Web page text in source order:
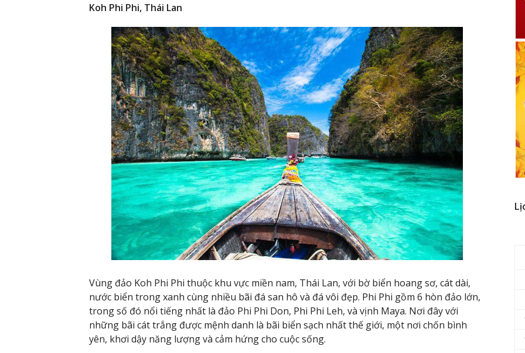
Koh Phi Phi, Thái Lan
Vùng đảo Koh Phi Phi thuộc khu vực miền nam, Thái Lan, với bờ biển hoang sơ, cát dài,
nước biển trong xanh cùng nhiều bãi đá san hô và đá vôi đẹp. Phi Phi gồm 6 hòn đảo lớn,
trong số đó nổi tiếng nhất là đảo Phi Phi Don, Phi Phi Leh, và vịnh Maya. Nơi đây với
những bãi cát trắng được mệnh danh là bãi biển sạch nhất thế giới, một nơi chốn bình
yên, khơi dậy năng lượng và cảm hứng cho cuộc sống.